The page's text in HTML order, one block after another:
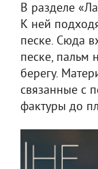
В разделе
К ней
песке. Сюда
песке, пальм
берегу.
связанные с
фактуры до